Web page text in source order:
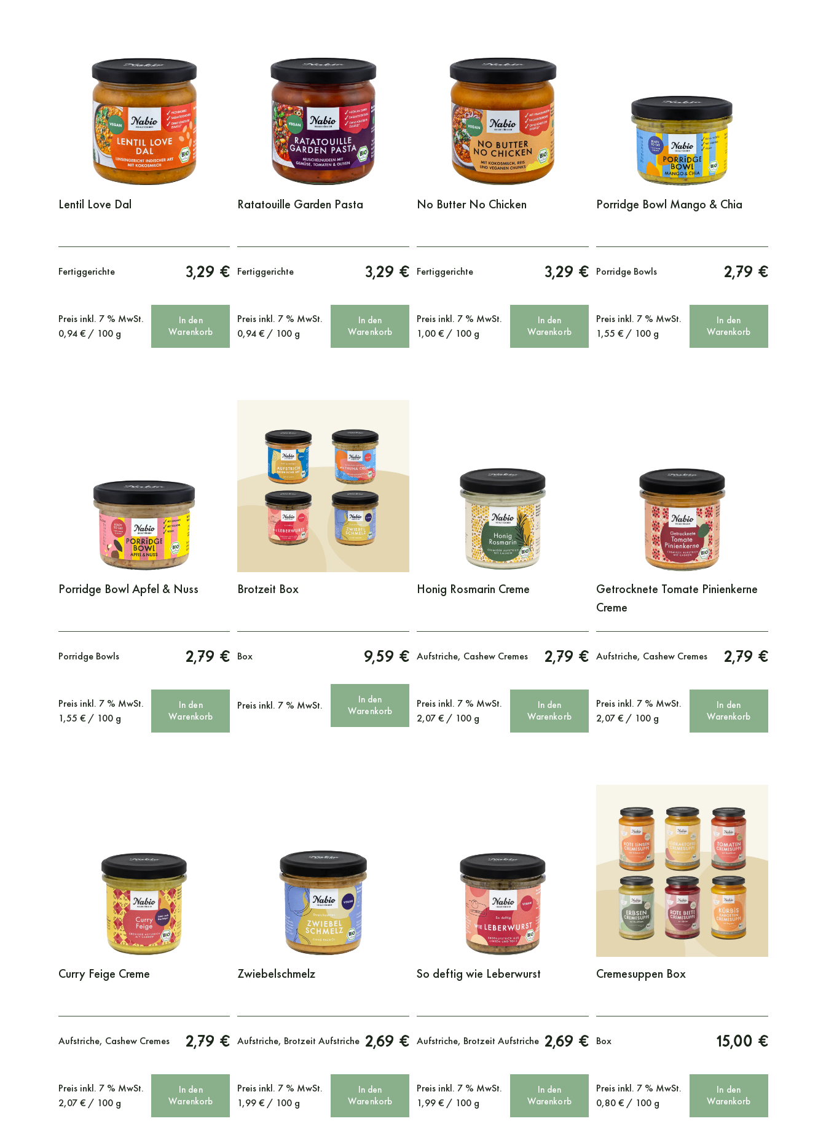
Lentil Love Dal
Fertiggerichte 3,29 €
Preis inkl. 7 % MwSt.
0,94 €/ 100 g
In den
Warenkorb
Ratatouille Garden Pasta
Fertiggerichte 3,29 €
Preis inkl. 7 % MwSt.
0,94€ / 100 g
In den
Warenkorb
No Butter No Chicken
Fertiggerichte 3,29 €
Preis inkl. 7 % MwSt.
1,00 € / 100 g
In den
Warenkorb
Porridge Bowl Mango & Chia
Porridge Bowls 2,79 €
Preis inkl. 7 % MwSt.
1,55 €/ 100 g
In den
Warenkorb
Porridge Bowl Apfel & Nuss
Porridge Bowls 2,79 €
Preis inkl. 7 % MwSt.
1,55 €/ 100 g
In den
Warenkorb
Brotzeit Box
Box 9,59 €
Preis inkl. 7 % MwSt.
In den
Warenkorb
Honig Rosmarin Creme
Aufstriche, Cashew Cremes 2,79 €
Preis inkl. 7 % MwSt.
2,07 € / 100 g
In den
Warenkorb
Getrocknete Tomate Pinienkerne
Creme
Aufstriche, Cashew Cremes 2,79 €
Preis inkl. 7 % MwSt.
2,07 €/ 100 g
In den
Warenkorb
Curry Feige Creme
Aufstriche, Cashew Cremes 2,79 €
Preis inkl. 7 % MwSt.
2,07 €/ 100 g
In den
Warenkorb
Zwiebelschmelz
Aufstriche, Brotzeit Aufstriche 2,69 €
Preis inkl. 7 % MwSt.
1,99€ / 100 g
In den
Warenkorb
So deftig wie Leberwurst
Aufstriche, Brotzeit Aufstriche 2,69 €
Preis inkl. 7 % MwSt.
1,99 € / 100 g
In den
Warenkorb
Cremesuppen Box
Box 15,00 €
Preis inkl. 7 % MwSt.
0,80 €/ 100 g
In den
Warenkorb